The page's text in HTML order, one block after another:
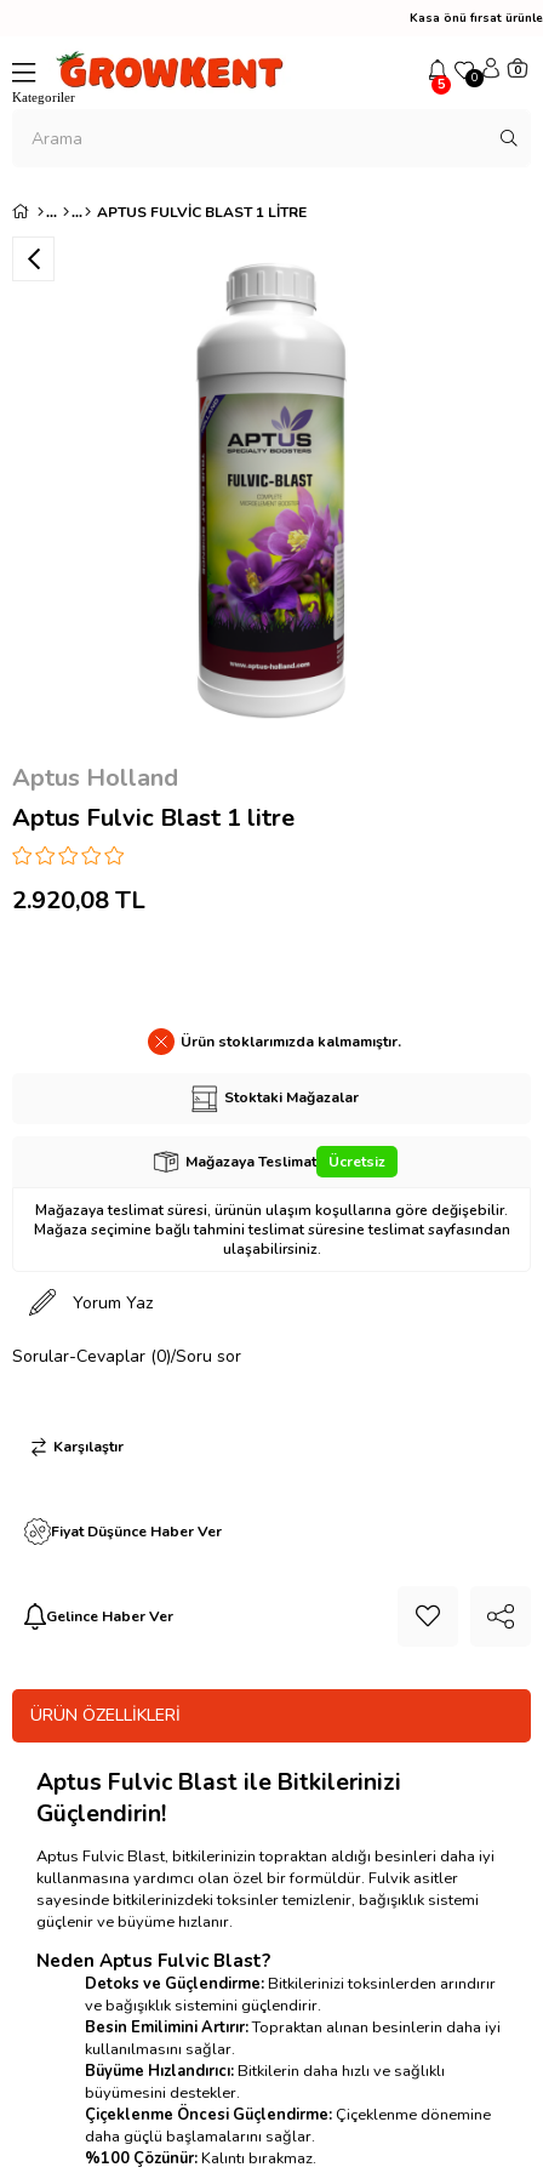
Kasa önü fırsat
5 0 0
APTUS FULVIC BLAST 1 LITRE
Aptus Holland
Aptus Fulvic Blast 1 litre
2.920,08 TL
Ürün stoklarımızda kalmamıştır.
Stoktaki Mağazalar
Mağazaya Teslimat Ücretsiz
Mağazaya teslimat süresi, ürünün ulaşım koşullarına göre değişebilir.
Mağaza seçimine bağlı tahmini teslimat süresine teslimat sayfasından
ulaşabilirsiniz.
Yorum Yaz
Sorular-Cevaplar (0)/Soru sor
Karşılaştır
Fiyat Düşünce Haber Ver
Gelince Haber Ver
ÜRÜN ÖZELLIKLERI
Aptus Fulvic Blast ile Bitkilerinizi
Güçlendirin!
Aptus Fulvic Blast, bitkilerinizin topraktan aldığı besinleri daha iyi
kullanmasına yardımcı olan özel bir formüldür. Fulvik asitler
sayesinde bitkilerinizdeki toksinler temizlenir, bağışıklık sistemi
güçlenir ve büyüme hızlanır.
Neden Aptus Fulvic Blast?
Detoks ve Güçlendirme:Bitkilerinizi toksinlerden arındırır
ve bağışıklık sistemini güçlendirir.
Besin Emilimini Artırır:Topraktan alınan besinlerin daha iyi
kullanılmasını sağlar.
Büyüme Hızlandırıcı:Bitkilerin daha hızlı ve sağlıklı
büyümesini destekler.
Çiçeklenme Öncesi Güçlendirme: Çiçeklenme dönemine
daha güçlü başlamalarını sağlar.
%100 Çözünür:Kalıntı bırakmaz.